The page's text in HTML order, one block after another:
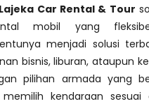
Lajeka Car Rental & Tour
mobil yang
menjadi solusi
bisnis, liburan, ataupun
pilihan armada yang
kendaraan sesuai